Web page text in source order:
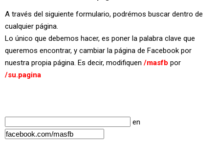
A través del siguiente formulario, podrémos buscar dentro de
cualquier página.
Lo único que debemos hacer, es poner la palabra clave que
queremos encontrar, y cambiar la página de Facebook por
nuestra propia página. Es decir, modifiquen /masfb por
/su.pagina
en